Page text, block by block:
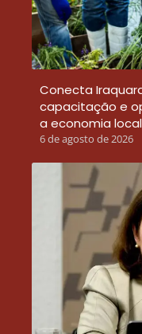
Conecta
capacitação e
a economia local
6 de agosto de 2026